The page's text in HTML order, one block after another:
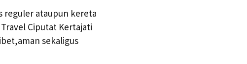
reguler ataupun kereta
Ciputat Kertajati
sekaligus